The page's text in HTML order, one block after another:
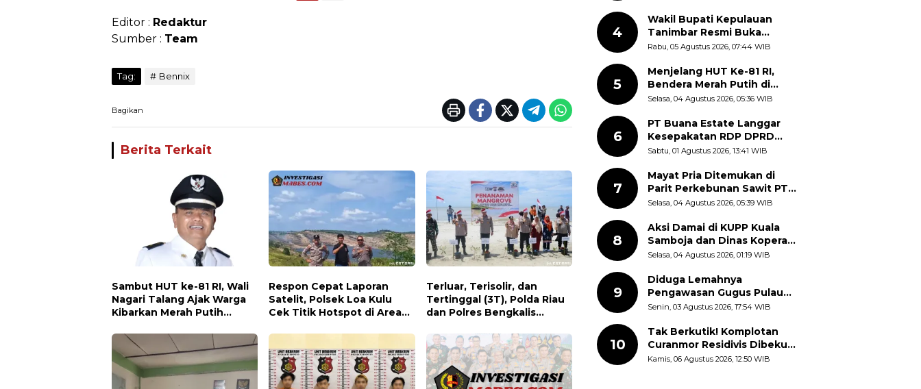
Editor : Redaktur
Sumber : Team
Tag: Bennix
Bagikan
Berita Terkait
Sambut HUT ke-81 RI, Wali
Nagari Talang Ajak Warga
Kibarkan Merah Putih
Tanah Air
Respon Cepat Laporan
Satelit, Polsek Loa Kulu
Cek Titik Hotspot di Area
Terluar, Terisolir, dan
Tertinggal (3T), Polda Riau
dan Polres Bengkalis
Kesehatan Gratis, hingga
Dialog Kebangsaan di
Rupat
4
Wakil Bupati Kepulauan
Tanimbar Resmi Buka
Rangkaian Peringatan HUT
Diajak Perkuat Semangat
Nasionalisme
Rabu, 05 Agustus 2026, 07:44 WIB
5
Menjelang HUT Ke-81 RI,
Bendera Merah Putih di
Kantor Dinas Kehutanan
Selasa, 04 Agustus 2026, 05:36 WIB
6
PT Buana Estate Langgar
Kesepakatan RDP DPRD
Sumut: Pasang Pilar Tapal
Libatkan Masyarakat
Sabtu, 01 Agustus 2026, 13:41 WIB
7
Mayat Pria Ditemukan di
Parit Perkebunan Sawit PT
Hindoli Keluang, Polisi
Selasa, 04 Agustus 2026, 05:39 WIB
8
Aksi Damai di KUPP Kuala
Samboja dan Dinas Koperasi
Kukar, Tuntut Keadilan dan
Selasa, 04 Agustus 2026, 01:19 WIB
9
Diduga Lemahnya
Pengawasan Gugus Pulau
Provinsi Maluku Picu Dugaan
Bale-Bale di Perairan Pulau
Seira
Senin, 03 Agustus 2026, 17:54 WIB
10
Tak Berkutik! Komplotan
Curanmor Residivis Dibekuk
Polisi, Delapan Aksi
Kamis, 06 Agustus 2026, 12:50 WIB